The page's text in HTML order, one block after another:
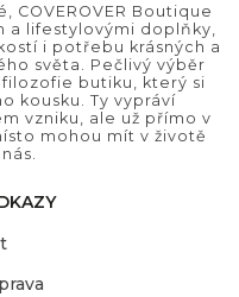
COVEROVER Boutique
a lifestylovými doplňky,
i potřebu krásných a
světa. Pečlivý výběr
butiku, který si
kousku. Ty vypráví
vzniku, ale už přímo v
mohou mít v životě